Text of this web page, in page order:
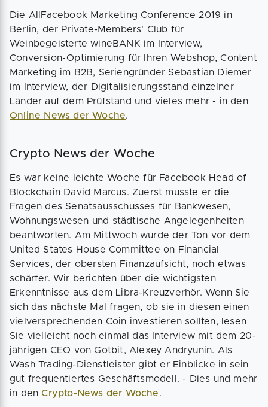
Die AllFacebook Marketing Conference 2019 in
Berlin, der Private-Members' Club für
Weinbegeisterte wineBANK im Interview,
Conversion-Optimierung für Ihren Webshop, Content
Marketing im B2B, Seriengründer Sebastian Diemer
im Interview, der Digitalisierungsstand einzelner
Länder auf dem Prüfstand und vieles mehr - in den
Online News der Woche.
Crypto News der Woche
Es war keine leichte Woche für Facebook Head of
Blockchain David Marcus. Zuerst musste er die
Fragen des Senatsausschusses für Bankwesen,
Wohnungswesen und städtische Angelegenheiten
beantworten. Am Mittwoch wurde der Ton vor dem
United States House Committee on Financial
Services, der obersten Finanzaufsicht, noch etwas
schärfer. Wir berichten über die wichtigsten
Erkenntnisse aus dem Libra-Kreuzverhör. Wenn Sie
sich das nächste Mal fragen, ob sie in diesen einen
vielversprechenden Coin investieren sollten, lesen
Sie vielleicht noch einmal das Interview mit dem 20-
jährigen CEO von Gotbit, Alexey Andryunin. Als
Wash Trading-Dienstleister gibt er Einblicke in sein
gut frequentiertes Geschäftsmodell. - Dies und mehr
in denCrypto-News der Woche.